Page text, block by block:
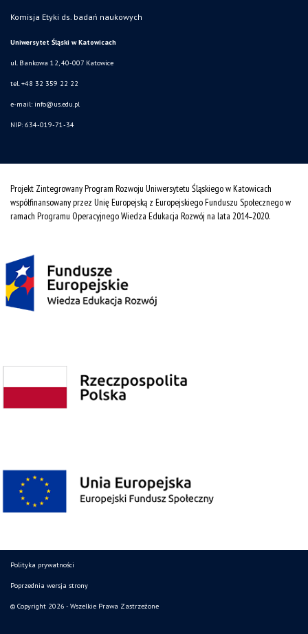
Komisja Etyki ds. badań naukowych
Uniwersytet Śląski w Katowicach
ul. Bankowa 12, 40-007 Katowice
tel. +48 32 359 22 22
e-mail: info@us.edu.pl
NIP: 634-019-71-34
Projekt Zintegrowany Program Rozwoju Uniwersytetu Śląskiego w Katowicach
współfinansowany przez Unię Europejską z Europejskiego Funduszu Społecznego w
ramach Programu Operacyjnego Wiedza Edukacja Rozwój na lata 2014˗2020.
Polityka prywatności
Poprzednia wersja strony
© Copyright 2026 - Wszelkie Prawa Zastrzeżone